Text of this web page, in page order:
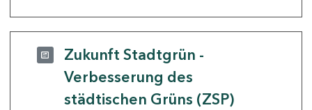
Zukunft Stadtgrün -
Verbesserung des
städtischen Grüns (ZSP)